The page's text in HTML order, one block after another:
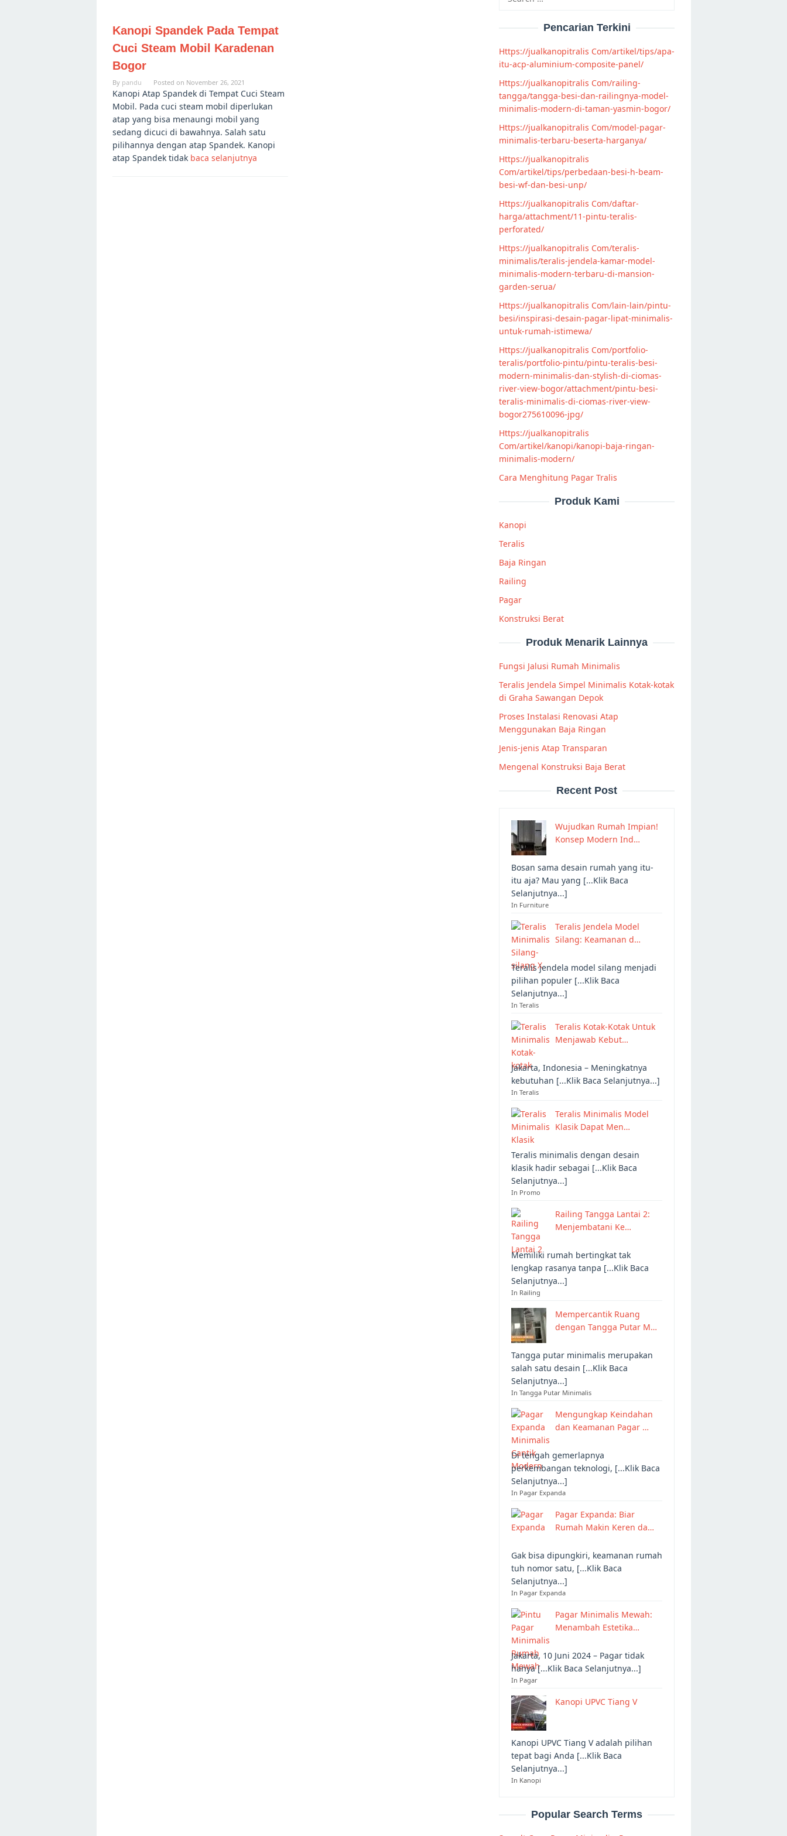
Kanopi Spandek Pada Tempat
Cuci Steam Mobil Karadenan
Bogor
By pandu Posted on November 26, 2021
Kanopi Atap Spandek di Tempat Cuci Steam
Mobil. Pada cuci steam mobil diperlukan
atap yang bisa menaungi mobil yang
sedang dicuci di bawahnya. Salah satu
pilihannya dengan atap Spandek. Kanopi
atap Spandek tidak baca selanjutnya
for:
Pencarian Terkini
Https://jualkanopitralis Com/artikel/tips/apa-
itu-acp-aluminium-composite-panel/
Https://jualkanopitralis Com/railing-
tangga/tangga-besi-dan-railingnya-model-
minimalis-modern-di-taman-yasmin-bogor/
Https://jualkanopitralis Com/model-pagar-
minimalis-terbaru-beserta-harganya/
Https://jualkanopitralis
Com/artikel/tips/perbedaan-besi-h-beam-
besi-wf-dan-besi-unp/
Https://jualkanopitralis Com/daftar-
harga/attachment/11-pintu-teralis-
perforated/
Https://jualkanopitralis Com/teralis-
minimalis/teralis-jendela-kamar-model-
minimalis-modern-terbaru-di-mansion-
garden-serua/
Https://jualkanopitralis Com/lain-lain/pintu-
besi/inspirasi-desain-pagar-lipat-minimalis-
untuk-rumah-istimewa/
Https://jualkanopitralis Com/portfolio-
teralis/portfolio-pintu/pintu-teralis-besi-
modern-minimalis-dan-stylish-di-ciomas-
river-view-bogor/attachment/pintu-besi-
teralis-minimalis-di-ciomas-river-view-
bogor275610096-jpg/
Https://jualkanopitralis
Com/artikel/kanopi/kanopi-baja-ringan-
minimalis-modern/
Cara Menghitung Pagar Tralis
Produk Kami
Kanopi
Teralis
Baja Ringan
Railing
Pagar
Konstruksi Berat
Produk Menarik Lainnya
Fungsi Jalusi Rumah Minimalis
Teralis Jendela Simpel Minimalis Kotak-kotak
di Graha Sawangan Depok
Proses Instalasi Renovasi Atap
Menggunakan Baja Ringan
Jenis-jenis Atap Transparan
Mengenal Konstruksi Baja Berat
Recent Post
Wujudkan Rumah Impian!
Konsep Modern Ind…
Bosan sama desain rumah yang itu-
itu aja? Mau yang [...Klik Baca
Selanjutnya...]
In Furniture
Teralis Jendela Model
Silang: Keamanan d…
Teralis jendela model silang menjadi
pilihan populer [...Klik Baca
Selanjutnya...]
In Teralis
Teralis Kotak-Kotak Untuk
Menjawab Kebut…
Jakarta, Indonesia – Meningkatnya
kebutuhan [...Klik Baca Selanjutnya...]
In Teralis
Teralis Minimalis Model
Klasik Dapat Men…
Teralis minimalis dengan desain
klasik hadir sebagai [...Klik Baca
Selanjutnya...]
In Promo
Railing Tangga Lantai 2:
Menjembatani Ke…
Memiliki rumah bertingkat tak
lengkap rasanya tanpa [...Klik Baca
Selanjutnya...]
In Railing
Mempercantik Ruang
dengan Tangga Putar M…
Tangga putar minimalis merupakan
salah satu desain [...Klik Baca
Selanjutnya...]
In Tangga Putar Minimalis
Mengungkap Keindahan
dan Keamanan Pagar …
Di tengah gemerlapnya
perkembangan teknologi, [...Klik Baca
Selanjutnya...]
In Pagar Expanda
Pagar Expanda: Biar
Rumah Makin Keren da…
Gak bisa dipungkiri, keamanan rumah
tuh nomor satu, [...Klik Baca
Selanjutnya...]
In Pagar Expanda
Pagar Minimalis Mewah:
Menambah Estetika…
Jakarta, 10 Juni 2024 – Pagar tidak
hanya [...Klik Baca Selanjutnya...]
In Pagar
Kanopi UPVC Tiang V
Kanopi UPVC Tiang V adalah pilihan
tepat bagi Anda [...Klik Baca
Selanjutnya...]
In Kanopi
Popular Search Terms